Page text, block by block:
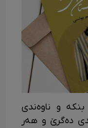
و ناوەندی
ده‌گرێ و هه‌ر